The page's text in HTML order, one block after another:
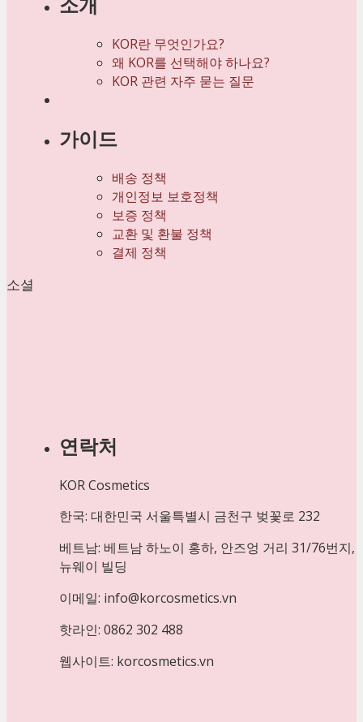
KOR란 무엇인가요?
왜 KOR를 선택해야 하나요?
KOR 관련 자주 묻는 질문
가이드
배송 정책
개인정보 보호정책
보증 정책
교환 및 환불 정책
결제 정책
소셜
연락처
KOR Cosmetics
한국: 대한민국 서울특별시 금천구 벚꽃로 232
베트남: 베트남 하노이 홍하, 안즈엉 거리 31/76번지,
뉴웨이 빌딩
이메일: info@korcosmetics.vn
핫라인: 0862 302 488
웹사이트: korcosmetics.vn